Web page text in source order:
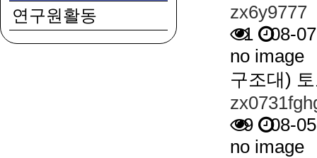
zx6y9777
1 08-07
no image
구조대)
9 08-05
no image
연구원활동